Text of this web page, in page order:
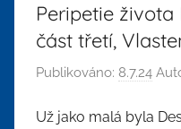
Peripetie
část třetí,
Publikováno: 8.7.24
Už jako malá byla